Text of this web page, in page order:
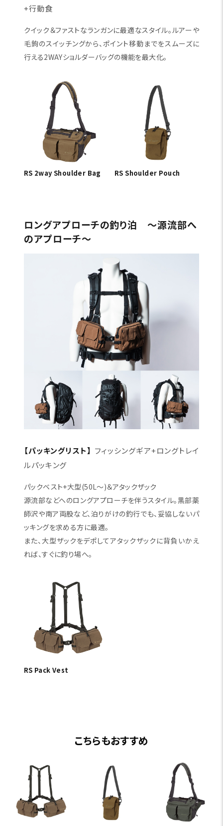
+行動食
クイック＆ファストなランガンに最適なスタイル。ルアーや
毛鉤のスイッチングから、ポイント移動までをスムーズに
行える2WAYショルダーバッグの機能を最大化。
RS 2way Shoulder Bag RS Shoulder Pouch
ロングアプローチの釣り泊 〜源流部へ
のアプローチ〜
【パッキングリスト】 フィッシングギア+ロングトレイ
ルパッキング
パックベスト+大型(50L～)＆アタックザック
源流部などへのロングアプローチを伴うスタイル。黒部薬
師沢や南ア両股など、泊りがけの釣行でも、妥協しないパ
ッキングを求める方に最適。
また、大型ザックをデポしてアタックザックに背負いかえ
れば、すぐに釣り場へ。
RS Pack Vest
こちらもおすすめ